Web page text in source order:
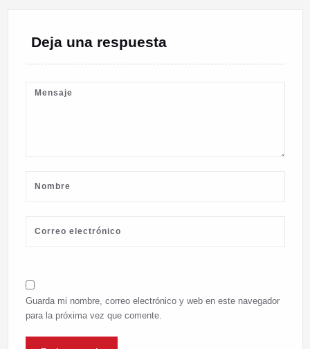
Deja una respuesta
Guarda mi nombre, correo electrónico y web en este navegador
para la próxima vez que comente.